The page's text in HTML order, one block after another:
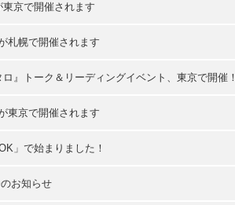
京で開催されます
札幌で開催されます
』トーク＆リーディングイベント、東京で開催！
東京で開催されます
」で始まりました！
お知らせ